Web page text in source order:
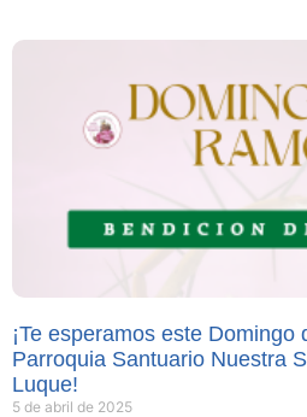
¡Te esperamos este Domingo
Parroquia Santuario Nuestra
Luque!
5 de abril de 2025